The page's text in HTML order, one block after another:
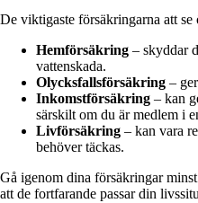
De viktigaste försäkringarna att se
Hemförsäkring – skyddar
vattenskada.
Olycksfallsförsäkring –
Inkomstförsäkring – kan
särskilt om du är medlem i
Livförsäkring – kan vara
behöver täckas.
Gå igenom dina försäkringar
att de fortfarande passar din